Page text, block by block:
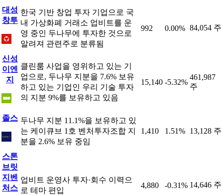
대성
창투
한국 기반 창업 투자 기업으로 국
내 가상화폐 거래소 업비트를 운
영 중인 두나무에 투자한 것으로
알려져 관련주로 분류됨
992 0.00% 84,054 주
신성
이엔
지
클린룸 사업을 영위하고 있는 기
업으로, 두나무 지분을 7.6% 보유
하고 있는 기업인 우리 기술 투자
의 지분 9%를 보유하고 있음
15,140 -5.32%
461,987
주
졸스 두나무 지분 11.1%을 보유하고 있
는 케이큐브 1호 벤처투자조합 지
분을 2.6% 보유 중임
1,410 1.51% 13,128 주
스톤
브릿
지벤
처스
업비트 운영사 투자·회수 이력으
로 테마 편입
4,880 -0.31% 14,646 주